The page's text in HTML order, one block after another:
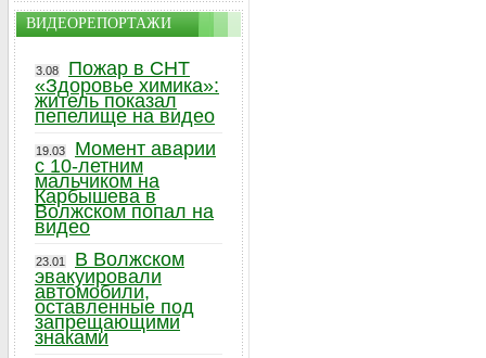
ВИДЕОРЕПОРТАЖИ
3.08
Пожар в СНТ
«Здоровье химика»:
житель показал
пепелище на видео
19.03
Момент аварии
с 10-летним
мальчиком на
Карбышева в
Волжском попал на
видео
23.01
В Волжском
эвакуировали
автомобили,
оставленные под
запрещающими
знаками